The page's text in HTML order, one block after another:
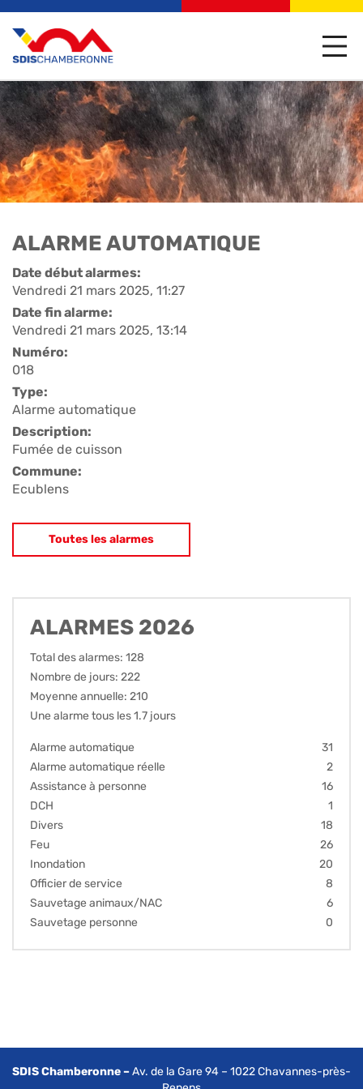
ALARME AUTOMATIQUE
Date début alarmes:
Vendredi 21 mars 2025, 11:27
Date fin alarme:
Vendredi 21 mars 2025, 13:14
Numéro:
018
Type:
Alarme automatique
Description:
Fumée de cuisson
Commune:
Ecublens
Toutes les alarmes
ALARMES 2026
Total des alarmes: 128
Nombre de jours: 222
Moyenne annuelle: 210
Une alarme tous les 1.7 jours
Alarme automatique
31
Alarme automatique réelle
2
Assistance à personne
16
DCH
1
Divers
18
Feu
26
Inondation
20
Officier de service
8
Sauvetage animaux/NAC
6
Sauvetage personne
0
SDIS Chamberonne –Av. de la Gare 94 – 1022 Chavannes-près-